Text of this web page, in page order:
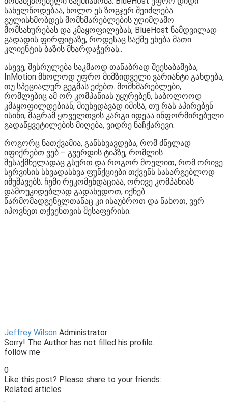
სახელწოდებაა, ხოლო ეს ზოგჯერ შეიძლება
გულისხმობდეს მომხმარებლების უღიმღამო
მომსახურებას და კმაყოფილებას, BlueHost ნამდვილად
გადადის ფირფიტაზე, როდესაც საქმე ეხება მათი
კლიენტის ბაზის მხარდაჭერას..
ასევე, შესრულება საკმაოდ თანაბრად შეესაბამება,
InMotion მხოლოდ უფრო მიმზიდველი ვარიანტი გახდება,
თუ სპეციალურ გეგმას ეძებთ. მომხმარებლები,
რომლებიც ამ ორ კომპანიას უყურებენ, საბოლოოდ
კმაყოფილდებიან, მიუხედავად იმისა, თუ რას აპირებენ
ისინი, მაგრამ ყოველთვის კარგი იდეაა ინფორმირებული
გადაწყვეტილების მიღება, ვიდრე ნაჩქარევი.
როგორც ნათქვამია, განსხვავდება, რომ ძნელად
იფიქრებთ ვებ – გვერდის ტიპზე, რომლის
შესაქმნელადაც გსურთ და როგორ მოელით, რომ ორივე
სერვისის სხვადასხვა ფუნქციები თქვენს სასარგებლოდ
იმუშავებს. ჩემი რეკომენდაციაა, ორივე კომპანიას
დამოუკიდებლად გადახედოთ, იქნებ
წარმომადგენელთანაც კი ისაუბროთ და ნახოთ, ვერ
იპოვნეთ თქვენთვის შესაფერისი.
Jeffrey Wilson Administrator
Sorry! The Author has not filled his profile.
follow me
0
Like this post? Please share to your friends:
Related articles
.